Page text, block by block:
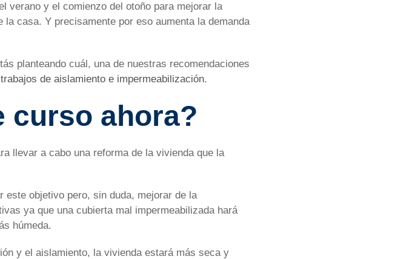
verano y el comienzo del otoño para mejorar la
casa. Y precisamente por eso aumenta la demanda
planteando cuál, una de nuestras recomendaciones
de aislamiento e impermeabilización.
curso ahora?
llevar a cabo una reforma de la vivienda que la
este objetivo pero, sin duda, mejorar de la
ya que una cubierta mal impermeabilizada hará
húmeda.
y el aislamiento, la vivienda estará más seca y